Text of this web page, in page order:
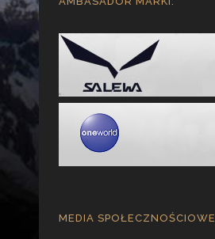
MEDIA SPOŁECZNOŚCIOWE